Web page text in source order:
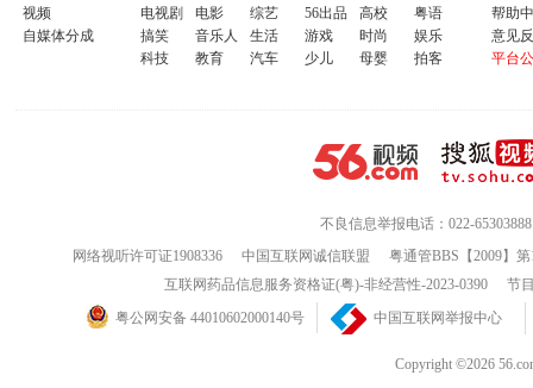
视频
自媒体分成
电视剧
电影 综艺 56出品 高校
粤语
搞笑
音乐人 生活 游戏 时尚
娱乐
科技
教育 汽车 少儿 母婴 拍客
帮助
意见
平台
不良信息举报电话：022-65303888
网络视听许可证1908336
中国互联网诚信联盟
粤通管BBS【2009】
互联网药品信息服务资格证(粤)-非经营性-2023-0390
节
粤公网安备 44010602000140号
中国互联网举报中心
Copyright ©2026